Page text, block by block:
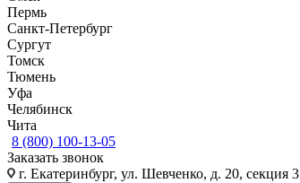
Пермь
Санкт-Петербург
Сургут
Томск
Тюмень
Уфа
Челябинск
Чита
8 (800) 100-13-05
Заказать звонок
г. Екатеринбург, ул. Шевченко, д. 20, секция 3